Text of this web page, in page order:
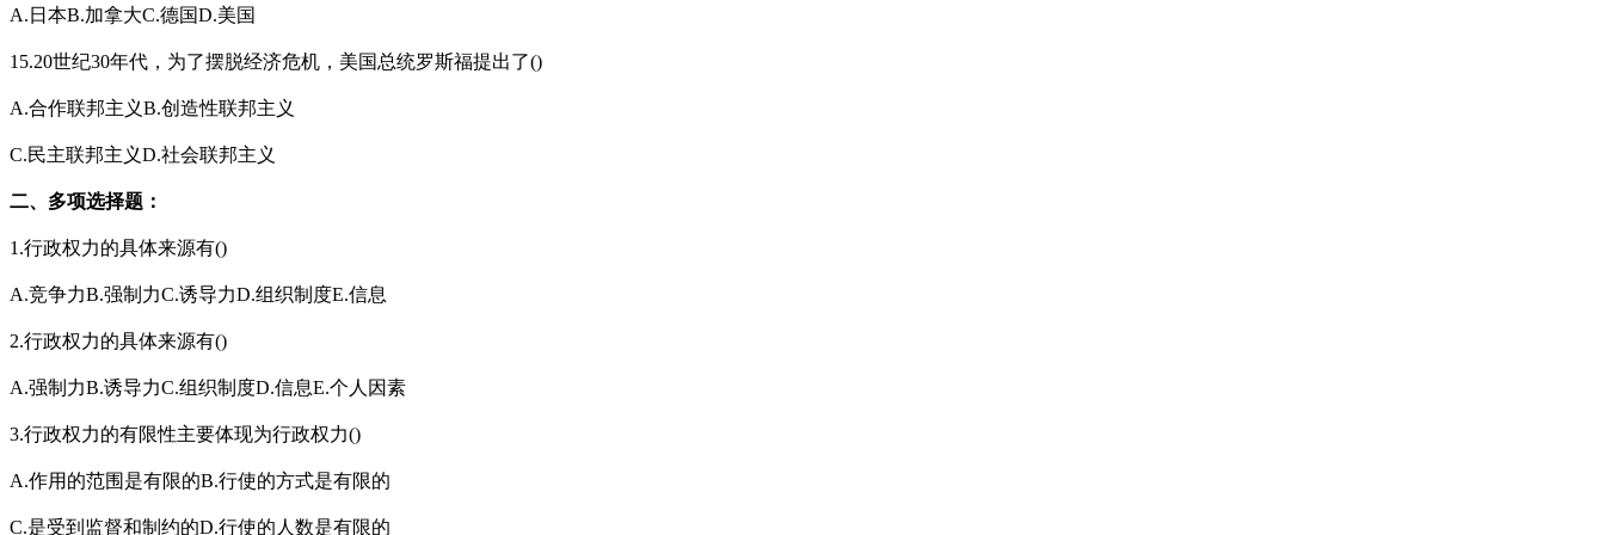
A.日本B.加拿大C.德国D.美国
15.20世纪30年代，为了摆脱经济危机，美国总统罗斯福提出了()
A.合作联邦主义B.创造性联邦主义
C.民主联邦主义D.社会联邦主义
二、多项选择题：
1.行政权力的具体来源有()
A.竞争力B.强制力C.诱导力D.组织制度E.信息
2.行政权力的具体来源有()
A.强制力B.诱导力C.组织制度D.信息E.个人因素
3.行政权力的有限性主要体现为行政权力()
A.作用的范围是有限的B.行使的方式是有限的
C.是受到监督和制约的D.行使的人数是有限的